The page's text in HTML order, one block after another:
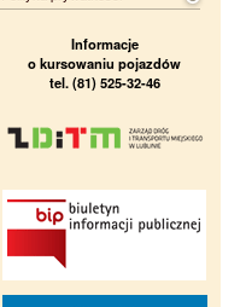
Informacje
o kursowaniu pojazdów
tel. (81) 525-32-46